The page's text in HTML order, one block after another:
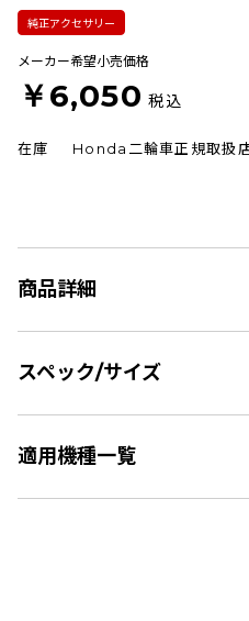
純正アクセサリー
メーカー希望小売価格
￥6,050 税込
在庫 Honda二輪車正規取扱
商品詳細
スペック/サイズ
適用機種一覧